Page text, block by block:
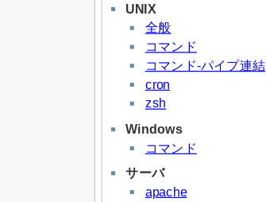
UNIX
全般
コマンド
コマンド-パイプ連結
cron
zsh
Windows
コマンド
サーバ
apache